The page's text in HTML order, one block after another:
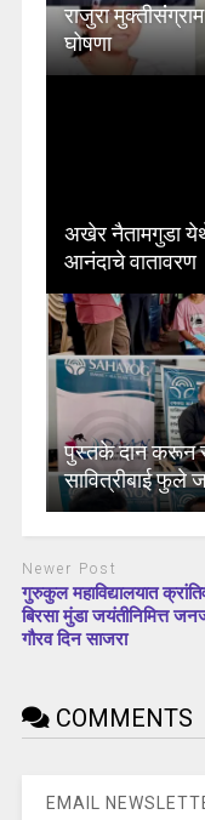
राजुरा
घोषणा
अखेर नैतामगुडा
आनंदाचे वातावरण
पुस्तके दान करून
सावित्रीबाई फुले
Newer Post
गुरुकुल महाविद्यालयात
बिरसा मुंडा जयंतीनिमित्त
गौरव दिन साजरा
COMMENTS
EMAIL